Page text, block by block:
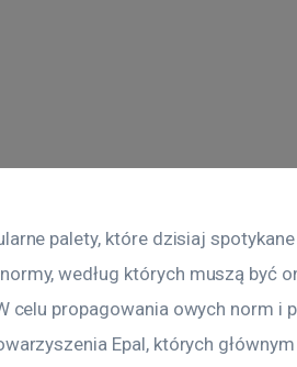
palety, które dzisiaj spotykane
według których muszą być
celu propagowania owych norm i
Epal, których